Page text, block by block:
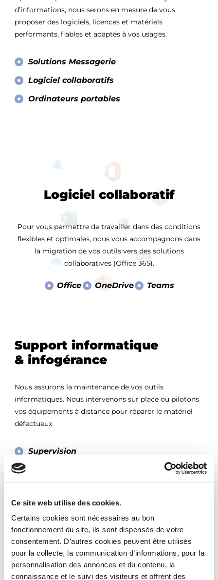
Ce site web utilise des cookies.
Certains cookies sont nécessaires au bon
fonctionnement du site, ils sont dispensés de votre
consentement. D’autres cookies peuvent être utilisés
pour la collecte, la communication d’informations, pour la
personnalisation des annonces et du contenu, la
connaissance et le suivi des visiteurs et offrent des
Notre agence
Nos métiers
d’informations, nous serons en mesure de vous
proposer des logiciels, licences et matériels
performants, fiables et adaptés à vos usages.
Solutions Messagerie
Logiciel collaboratifs
Ordinateurs portables
Logiciel collaboratif
Pour vous permettre de travailler dans des conditions
flexibles et optimales, nous vous accompagnons dans
la migration de vos outils vers des solutions
collaboratives (Office 365).
Office OneDrive Teams
Support informatique
& infogérance
Nous assurons la maintenance de vos outils
informatiques. Nous intervenons sur place ou pilotons
vos équipements à distance pour réparer le matériel
défectueux.
Supervision
Support
Sauvegarde et protection